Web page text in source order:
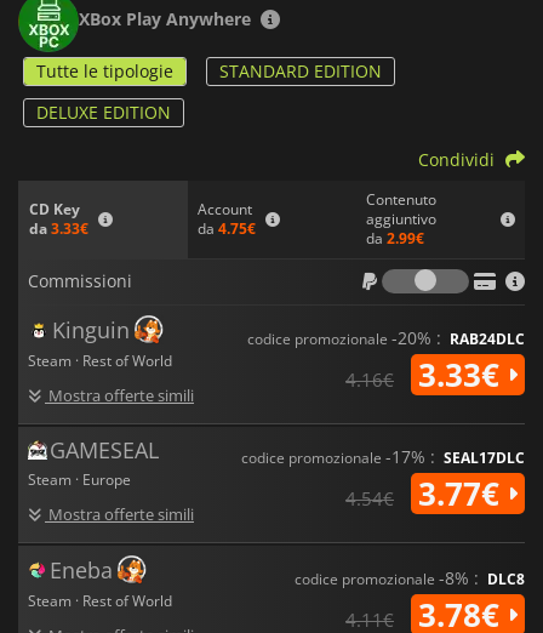
XBox Play Anywhere
Tutte le tipologie
STANDARD EDITION
DELUXE EDITION
CD Key
da3.33€
Account
da 4.75€
Contenuto
aggiuntivo
da 2.99€
Condividi
Commissioni
Kinguin
Steam · Rest of World
Mostra offerte simili
codice promozionale -20% : RAB24DLC
4.16€ 3.33€
GAMESEAL
Steam · Europe
Mostra offerte simili
codice promozionale -17% : SEAL17DLC
4.54€ 3.77€
Eneba
Steam · Rest of World
codice promozionale -8% : DLC8
4.11€ 3.78€